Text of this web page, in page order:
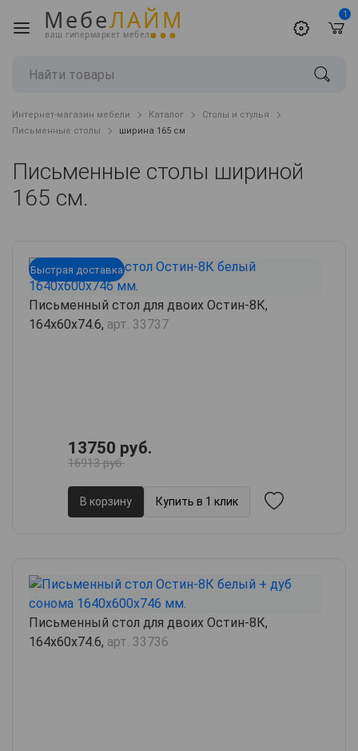
МебеЛАЙМ
ваш гипермаркет мебели
1
Интернет-магазин мебели Каталог
Столы и стулья
Письменные столы
ширина 165 см
Письменные столы шириной
165 см.
Быстрая доставка
Письменный стол для двоих Остин-8К,
164х60х74.6, арт. 33737
13750 руб.
16913 руб.
В корзину Купить в 1 клик
Письменный стол для двоих Остин-8К,
164х60х74.6, арт. 33736